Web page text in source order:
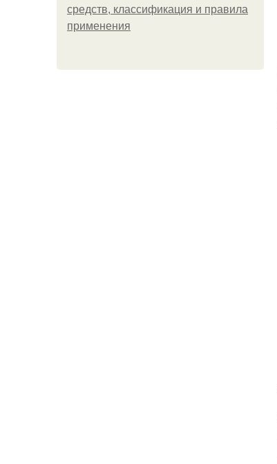
средств, классификация и правила
применения